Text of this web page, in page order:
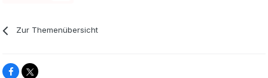
Zur Themenübersicht